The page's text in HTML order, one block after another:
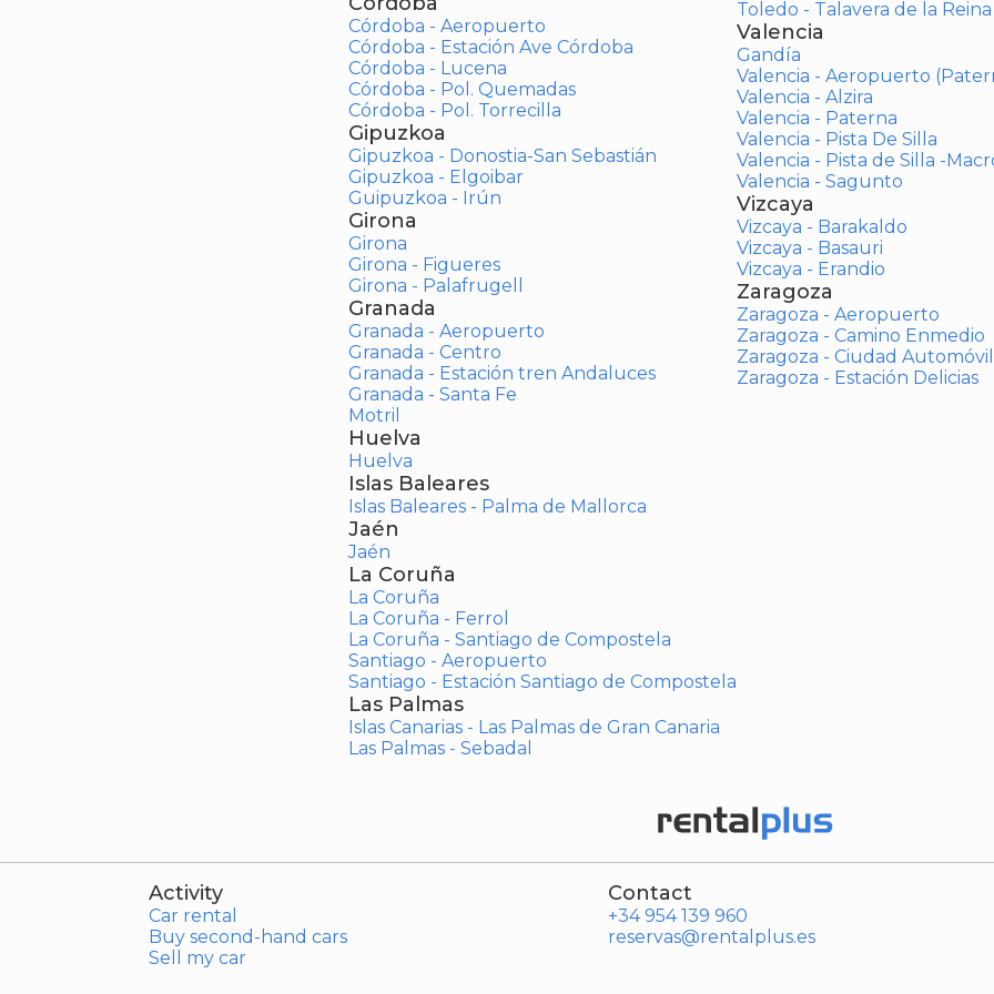
Córdoba - Aeropuerto
Córdoba - Estación Ave Córdoba
Córdoba - Lucena
Córdoba - Pol. Quemadas
Córdoba - Pol. Torrecilla
Gipuzkoa
Gipuzkoa - Donostia-San Sebastián
Gipuzkoa - Elgoibar
Guipuzkoa - Irún
Girona
Girona
Girona - Figueres
Girona - Palafrugell
Granada
Granada - Aeropuerto
Granada - Centro
Granada - Estación tren Andaluces
Granada - Santa Fe
Motril
Huelva
Huelva
Islas Baleares
Islas Baleares - Palma de Mallorca
Jaén
Jaén
La Coruña
La Coruña
La Coruña - Ferrol
La Coruña - Santiago de Compostela
Santiago - Aeropuerto
Santiago - Estación Santiago de Compostela
Las Palmas
Islas Canarias - Las Palmas de Gran Canaria
Las Palmas - Sebadal
Toledo - Talavera de la Reina
Valencia
Gandía
Valencia - Aeropuerto
Valencia - Alzira
Valencia - Paterna
Valencia - Pista De Silla
Valencia - Pista de Silla -
Valencia - Sagunto
Vizcaya
Vizcaya - Barakaldo
Vizcaya - Basauri
Vizcaya - Erandio
Zaragoza
Zaragoza - Aeropuerto
Zaragoza - Camino Enmedio
Zaragoza - Ciudad Automóvil
Zaragoza - Estación Delicias
Activity
Car rental
Buy second-hand cars
Sell my car
Contact
+34 954 139 960
reservas@rentalplus.es